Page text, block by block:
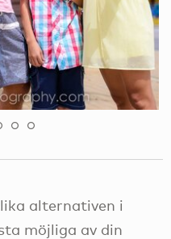
alternativen i
möjliga av din